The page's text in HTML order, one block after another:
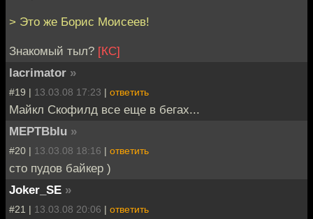
> Это же Борис Моисеев!
Знакомый тыл? [КС]
lacrimator »
#19 | 13.03.08 17:23 | ответить
Майкл Скофилд все еще в бегах...
MEPTBbIu »
#20 | 13.03.08 18:16 | ответить
сто пудов байкер )
Joker_SE »
#21 | 13.03.08 20:06 | ответить